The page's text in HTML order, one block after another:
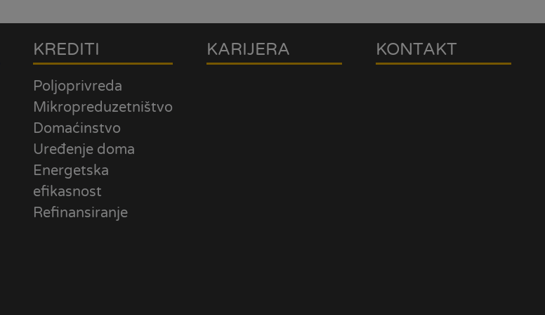
KREDITI
Poljoprivreda
Mikropreduzetništvo
Domaćinstvo
Uređenje doma
Energetska
efikasnost
Refinansiranje
KARIJERA KONTAKT